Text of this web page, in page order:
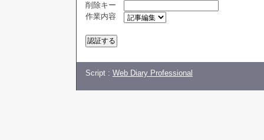
削除キー
作業内容
Script : Web Diary Professional